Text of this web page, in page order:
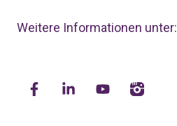
Weitere Informationen unter: